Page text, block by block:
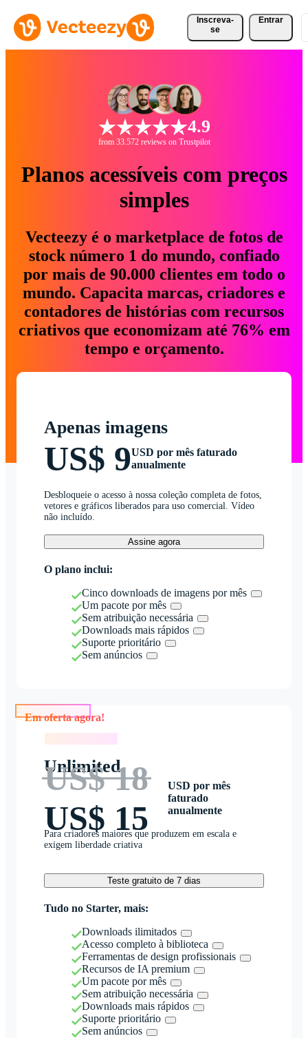
Inscreva-
se
Entrar
4.9
from 33.572 reviews on Trustpilot
Planos acessíveis com preços
simples
Vecteezy é o marketplace de fotos de
stock número 1 do mundo, confiado
por mais de 90.000 clientes em todo o
mundo. Capacita marcas, criadores e
contadores de histórias com recursos
criativos que economizam até 76% em
tempo e orçamento.
Apenas imagens
US$ 9USD por mês faturado
anualmente
Desbloqueie o acesso à nossa coleção completa de fotos,
vetores e gráficos liberados para uso comercial. Vídeo
não incluído.
Assine agora
O plano inclui:
Cinco downloads de imagens por mês
Um pacote por mês
Sem atribuição necessária
Downloads mais rápidos
Suporte prioritário
Sem anúncios
Unlimited
US$ 18
US$ 15
USD por mês
faturado
anualmente
Para criadores maiores que produzem em escala e
exigem liberdade criativa
Teste gratuito de 7 dias
Tudo no Starter, mais:
Downloads ilimitados
Acesso completo à biblioteca
Ferramentas de design profissionais
Recursos de IA premium
Um pacote por mês
Sem atribuição necessária
Downloads mais rápidos
Suporte prioritário
Sem anúncios